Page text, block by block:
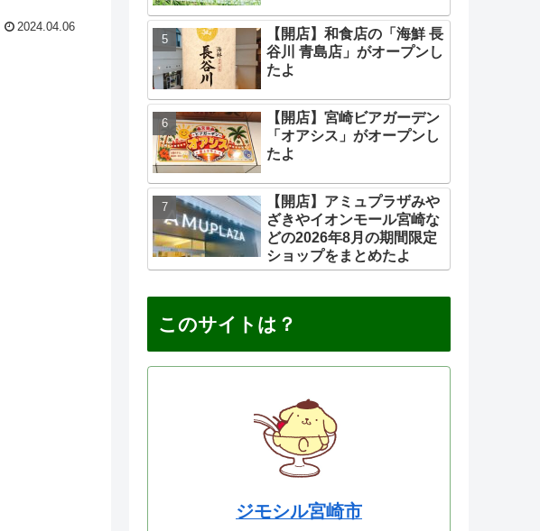
2024.04.06
【開店】和食店の「海鮮 長
谷川 青島店」がオープンし
たよ
【開店】宮崎ビアガーデン
「オアシス」がオープンし
たよ
【開店】アミュプラザみや
ざきやイオンモール宮崎な
どの2026年8月の期間限定
ショップをまとめたよ
このサイトは？
ジモシル宮崎市